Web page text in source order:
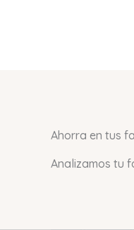
Ahorra en tus
Analizamos tu